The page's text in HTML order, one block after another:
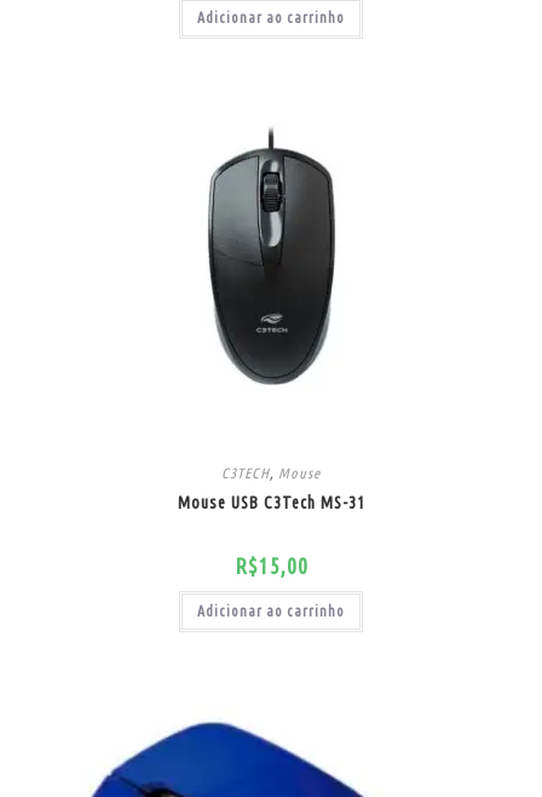
Adicionar ao carrinho
C3TECH, Mouse
Mouse USB C3Tech MS-31
R$15,00
Adicionar ao carrinho